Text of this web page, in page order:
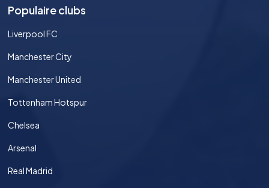
Populaire clubs
Liverpool FC
Manchester City
Manchester United
Tottenham Hotspur
Chelsea
Arsenal
Real Madrid